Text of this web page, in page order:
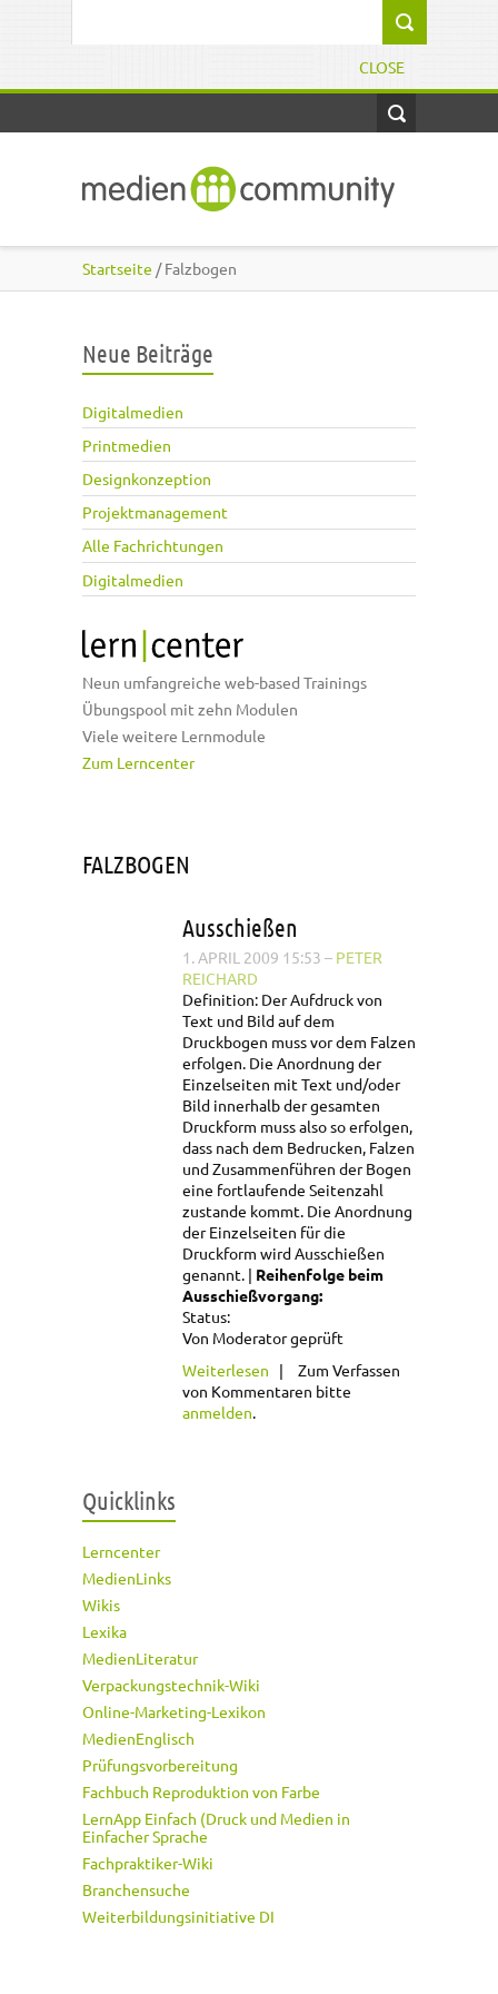
CLOSE
Startseite / Falzbogen
Neue Beiträge
Digitalmedien
Printmedien
Designkonzeption
Projektmanagement
Alle Fachrichtungen
Digitalmedien
Neun umfangreiche web-based Trainings
Übungspool mit zehn Modulen
Viele weitere Lernmodule
Zum Lerncenter
FALZBOGEN
Ausschießen
1. APRIL 2009 15:53 – PETER
REICHARD
Definition: Der Aufdruck von
Text und Bild auf dem
Druckbogen muss vor dem Falzen
erfolgen. Die Anordnung der
Einzelseiten mit Text und/oder
Bild innerhalb der gesamten
Druckform muss also so erfolgen,
dass nach dem Bedrucken, Falzen
und Zusammenführen der Bogen
eine fortlaufende Seitenzahl
zustande kommt. Die Anordnung
der Einzelseiten für die
Druckform wird Ausschießen
genannt.
Reihenfolge beim
Ausschießvorgang:
Status:
Von Moderator geprüft
Weiterlesen über Ausschießen
Zum Verfassen
von Kommentaren bitte
anmelden
Quicklinks
Lerncenter
MedienLinks
Wikis
Lexika
MedienLiteratur
Verpackungstechnik-Wiki
Online-Marketing-Lexikon
MedienEnglisch
Prüfungsvorbereitung
Fachbuch Reproduktion von Farbe
LernApp Einfach (Druck und Medien in
Einfacher Sprache
Fachpraktiker-Wiki
Branchensuche
Weiterbildungsinitiative DI